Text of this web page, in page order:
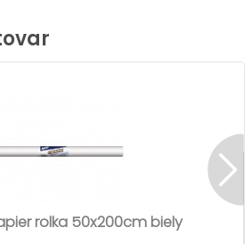
rolka 50x200cm biely